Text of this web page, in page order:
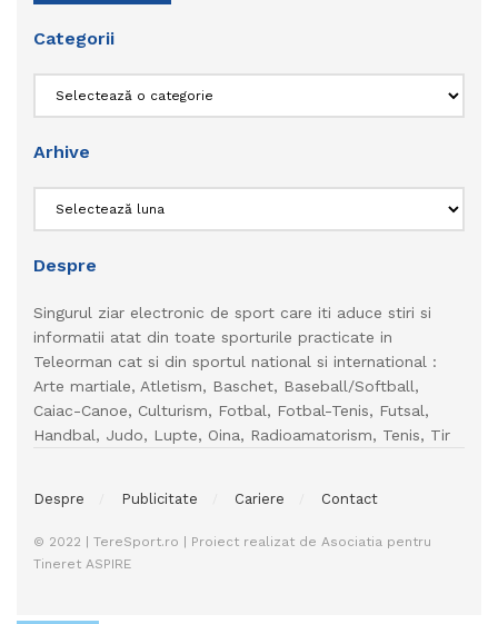
Categorii
Arhive
Despre
Singurul ziar electronic de sport care iti aduce stiri si
informatii atat din toate sporturile practicate in
Teleorman cat si din sportul national si international :
Arte martiale, Atletism, Baschet, Baseball/Softball,
Caiac-Canoe, Culturism, Fotbal, Fotbal-Tenis, Futsal,
Handbal, Judo, Lupte, Oina, Radioamatorism, Tenis, Tir
Despre Publicitate Cariere Contact
© 2022 | TereSport.ro | Proiect realizat de Asociatia pentru
Tineret ASPIRE